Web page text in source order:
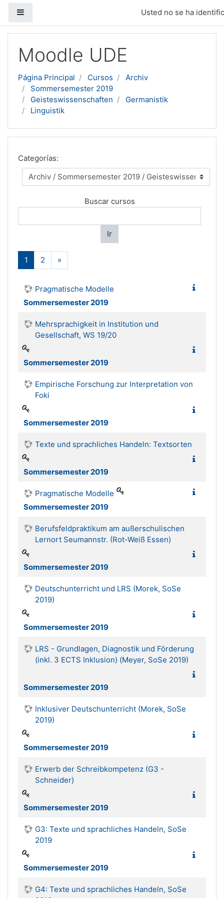
Usted no se ha
Moodle UDE
Página Principal Cursos
Archiv
Sommersemester 2019
Geisteswissenschaften
Germanistik
Linguistik
Categorías:
Buscar cursos
Ir
1 (actual)
2 »
Pragmatische Modelle
Sommersemester 2019
Mehrsprachigkeit in Institution und
Gesellschaft, WS 19/20
Sommersemester 2019
Empirische Forschung zur Interpretation von
Foki
Sommersemester 2019
Texte und sprachliches Handeln: Textsorten
Sommersemester 2019
Pragmatische Modelle
Sommersemester 2019
Berufsfeldpraktikum am außerschulischen
Lernort Seumannstr. (Rot-Weiß Essen)
Sommersemester 2019
Deutschunterricht und LRS (Morek, SoSe
2019)
Sommersemester 2019
LRS - Grundlagen, Diagnostik und Förderung
(inkl. 3 ECTS Inklusion) (Meyer, SoSe 2019)
Sommersemester 2019
Inklusiver Deutschunterricht (Morek, SoSe
2019)
Sommersemester 2019
Erwerb der Schreibkompetenz (G3 -
Schneider)
Sommersemester 2019
G3: Texte und sprachliches Handeln, SoSe
2019
Sommersemester 2019
G4: Texte und sprachliches Handeln, SoSe